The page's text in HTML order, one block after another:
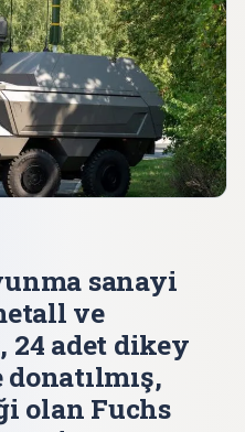
sanayi
ve
24 adet dikey
olan Fuchs